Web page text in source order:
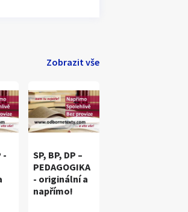
Zobrazit vše
-
SP, BP, DP –
PEDAGOGIKA
- originální a
napřímo!